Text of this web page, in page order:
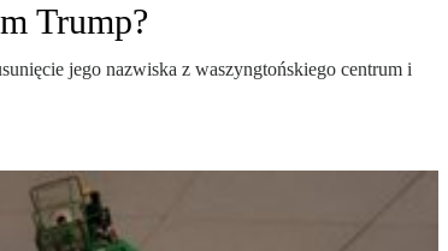
Trump?
jego nazwiska z waszyngtońskiego centrum i